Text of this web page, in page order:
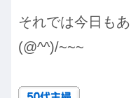
それでは今日も
(@^^)/~~~